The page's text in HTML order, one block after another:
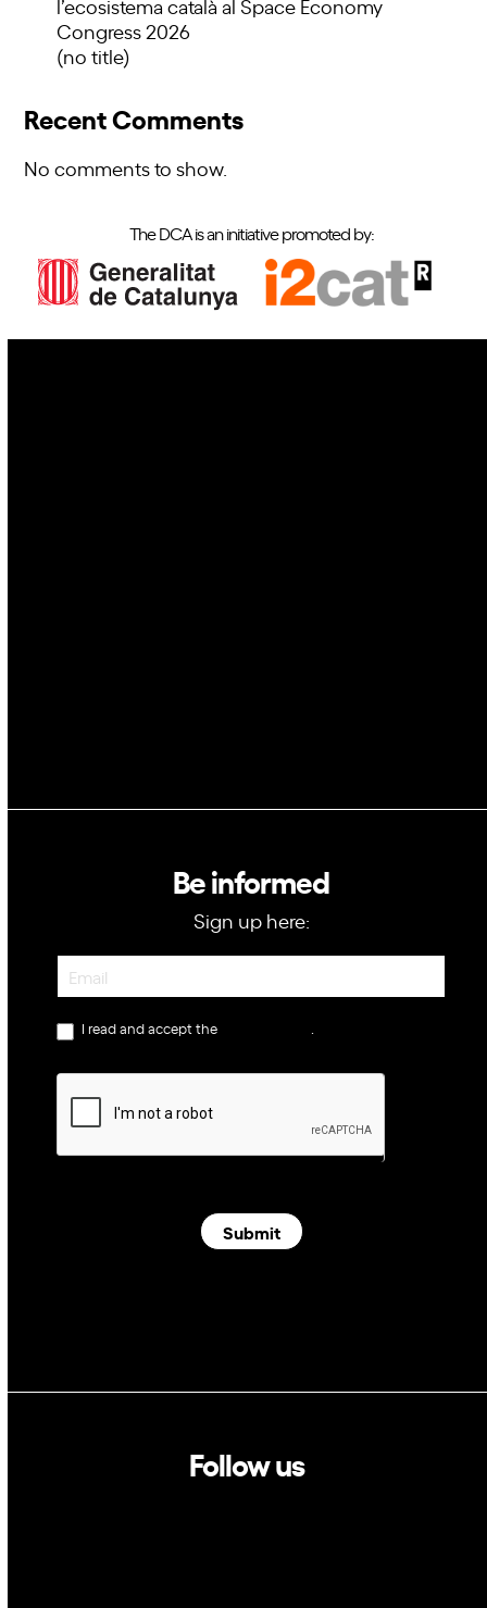
l’ecosistema català al Space Economy
Congress 2026
(no title)
Recent Comments
No comments to show.
The DCA is an initiative promoted by:
Be informed
Sign up here:
Newsletter
I read and accept the
Submit
Follow us